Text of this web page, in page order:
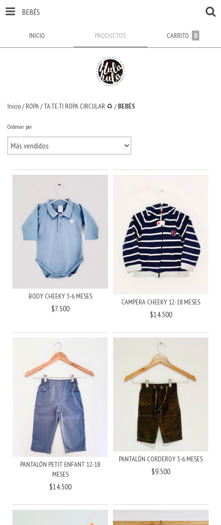
BEBÉS
INICIO PRODUCTOS CARRITO 0
Inicio/ ROPA/TA.TE.TI ROPA CIRCULAR ♻️ / BEBÉS
Ordenar por
BODY CHEEKY 3-6 MESES
$7.500
CAMPERA CHEEKY 12-18 MESES
$14.500
PANTALÓN PETIT ENFANT 12-18
MESES
$14.500
PANTALÓN CORDEROY 3-6 MESES
$9.500